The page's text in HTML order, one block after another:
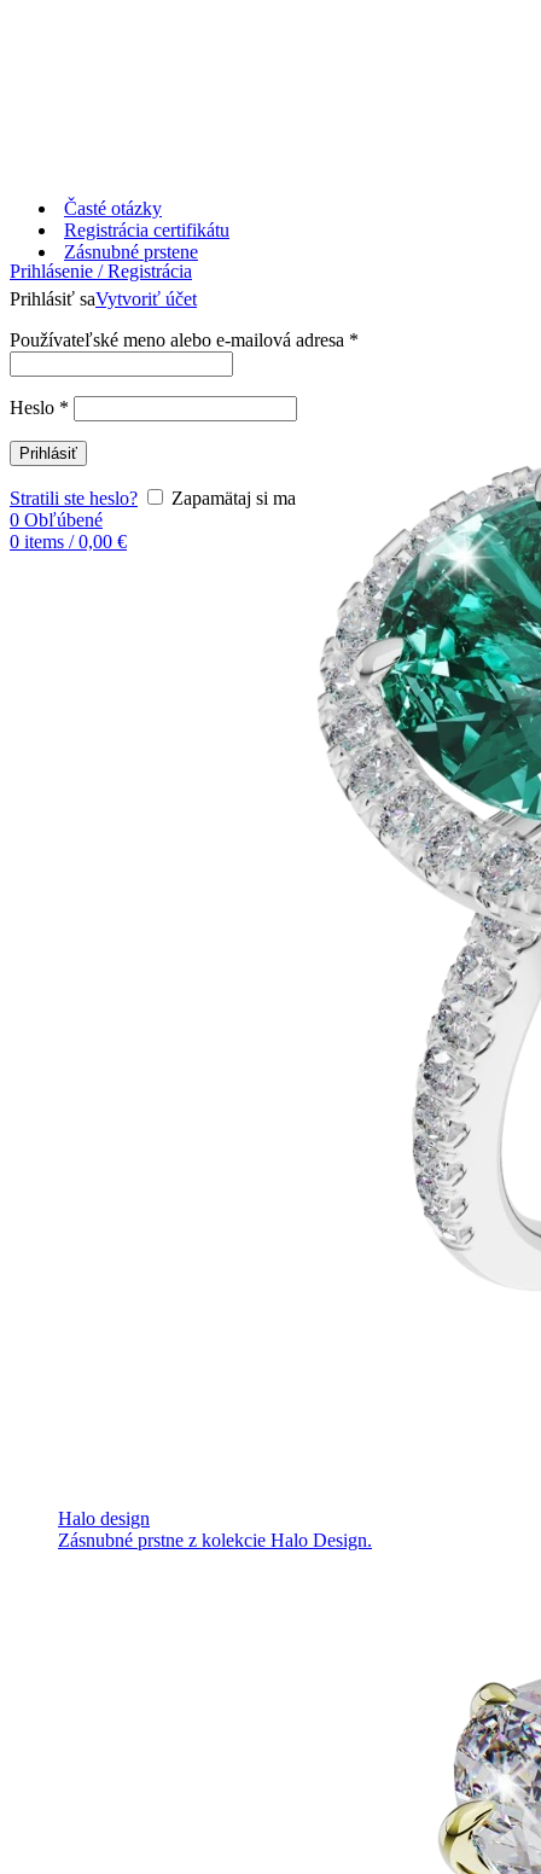
Časté otázky
Registrácia certifikátu
Prihlásenie / Registrácia
Prihlásiť saVytvoriť účet
Používateľské meno alebo e-mailová adresa *
Heslo *
Prihlásiť
Stratili ste heslo?
Zapamätaj si ma
0 Obľúbené
0 items / 0,00 €
Zásnubné prstene
Halo design
Zásnubné prstne z kolekcie Halo Design.